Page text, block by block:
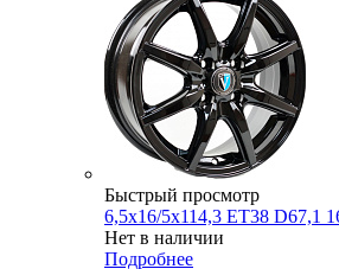
Быстрый просмотр
6,5x16/5x114,3 ET38 D67,1
Нет в наличии
Подробнее